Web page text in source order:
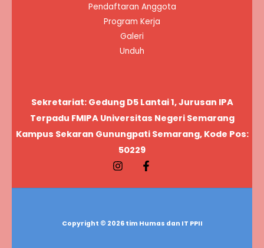
Pendaftaran Anggota
Program Kerja
Galeri
Unduh
Sekretariat: Gedung D5 Lantai 1, Jurusan IPA
Terpadu FMIPA Universitas Negeri Semarang
Kampus Sekaran Gunungpati Semarang, Kode Pos:
50229
Copyright © 2026 tim Humas dan IT PPII